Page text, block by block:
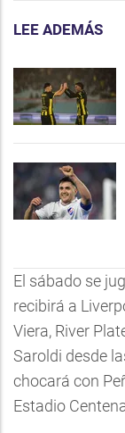
LEE ADEMÁS
El sábado se
recibirá a
Viera, River
Saroldi desde
chocará con
Estadio